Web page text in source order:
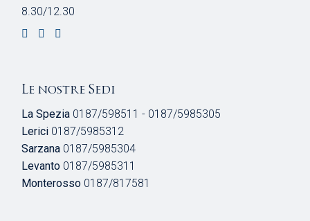
8.30/12.30
Le nostre Sedi
La Spezia 0187/598511 - 0187/5985305
Lerici 0187/5985312
Sarzana 0187/5985304
Levanto 0187/5985311
Monterosso 0187/817581